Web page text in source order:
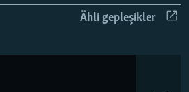
Ähli gepleşikler